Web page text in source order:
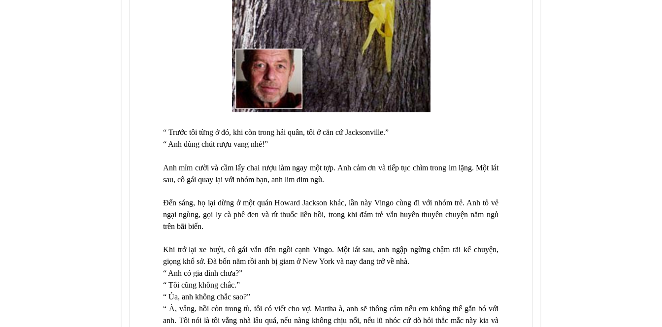
“ Trước tôi từng ở đó, khi còn trong hải quân, tôi ở căn cứ Jacksonville.”
“ Anh dùng chút rượu vang nhé!”
Anh mỉm cười và cầm lấy chai rượu làm ngay một tợp. Anh cảm ơn và tiếp tục chìm trong im lặng. Một lát
sau, cô gái quay lại với nhóm bạn, anh lim dim ngù.
Đến sáng, họ lại dừng ở một quán Howard Jackson khác, lần này Vingo cùng đi với nhóm trẻ. Anh tỏ vẻ
ngại ngùng, gọi ly cà phê đen và rít thuốc liên hồi, trong khi đám trẻ vẫn huyên thuyên chuyện nằm ngủ
trên bãi biển.
Khi trở lại xe buýt, cô gái vẫn đến ngồi cạnh Vingo. Một lát sau, anh ngập ngừng chậm rãi kể chuyện,
giọng khổ sở. Đã bốn năm rồi anh bị giam ở New York và nay đang trở về nhà.
“ Anh có gia đình chưa?”
“ Tôi cũng không chắc.”
“ Ủa, anh không chắc sao?”
“ À, vâng, hồi còn trong tù, tôi có viết cho vợ. Martha à, anh sẽ thông cảm nếu em không thể gắn bó với
anh. Tôi nói là tôi vắng nhà lâu quá, nếu nàng không chịu nổi, nếu lũ nhóc cứ dò hỏi thắc mắc này kia và